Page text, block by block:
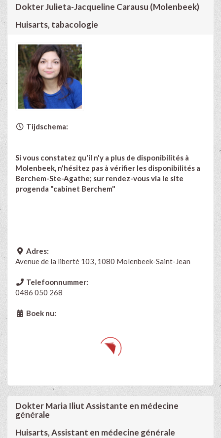
Dokter Julieta-Jacqueline Carausu (Molenbeek)
Huisarts, tabacologie
Tijdschema:
Si vous constatez qu'il n'y a plus de disponibilités à
Molenbeek, n'hésitez pas à vérifier les disponibilités a
Berchem-Ste-Agathe; sur rendez-vous via le site
progenda "cabinet Berchem"
Adres:
Avenue de la liberté 103, 1080 Molenbeek-Saint-Jean
Telefoonnummer:
0486 050 268
Boek nu:
Dokter Maria Iliut Assistante en médecine
générale
Huisarts, Assistant en médecine générale